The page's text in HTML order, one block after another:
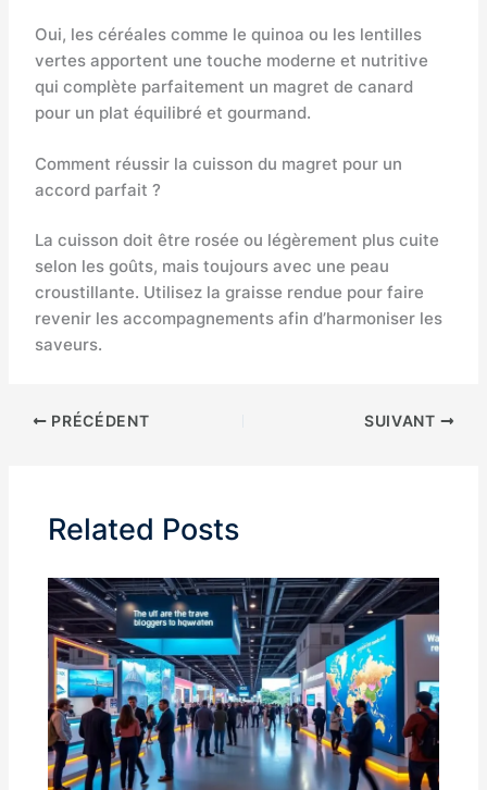
Oui, les céréales comme le quinoa ou les lentilles
vertes apportent une touche moderne et nutritive
qui complète parfaitement un magret de canard
pour un plat équilibré et gourmand.
Comment réussir la cuisson du magret pour un
accord parfait ?
La cuisson doit être rosée ou légèrement plus cuite
selon les goûts, mais toujours avec une peau
croustillante. Utilisez la graisse rendue pour faire
revenir les accompagnements afin d’harmoniser les
saveurs.
PRÉCÉDENT SUIVANT
Related Posts